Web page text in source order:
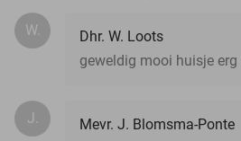
W.
Dhr. W. Loots
geweldig mooi huisje
J.
Mevr. J. Blomsma-Ponte